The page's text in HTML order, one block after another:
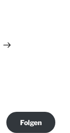
Folgen